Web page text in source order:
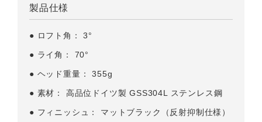
製品仕様
● ロフト角： 3°
● ライ角： 70°
● ヘッド重量： 355g
● 素材： 高品位ドイツ製 GSS304L ステンレス鋼
● フィニッシュ： マットブラック（反射抑制仕様）